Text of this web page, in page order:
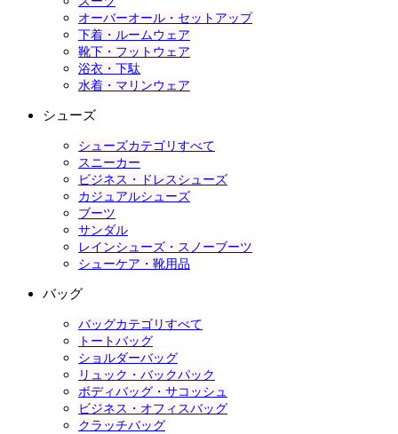
オーバーオール・セットアップ
下着・ルームウェア
靴下・フットウェア
浴衣・下駄
水着・マリンウェア
シューズ
シューズカテゴリすべて
スニーカー
ビジネス・ドレスシューズ
カジュアルシューズ
ブーツ
サンダル
レインシューズ・スノーブーツ
シューケア・靴用品
バッグ
バッグカテゴリすべて
トートバッグ
ショルダーバッグ
リュック・バックパック
ボディバッグ・サコッシュ
ビジネス・オフィスバッグ
クラッチバッグ